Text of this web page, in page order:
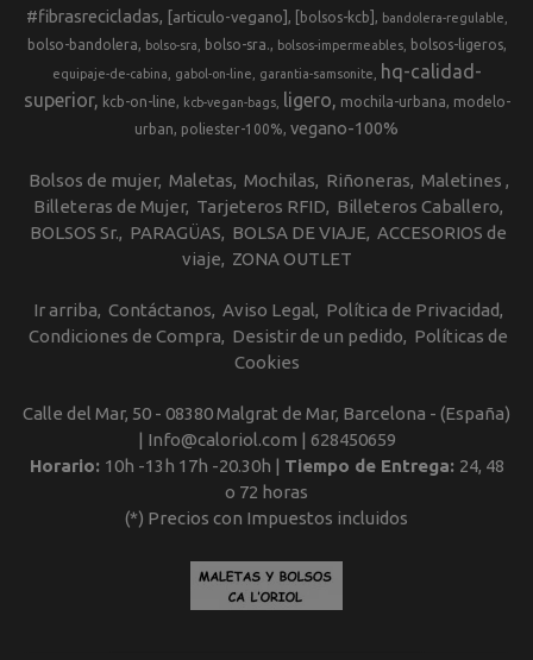
#fibrasrecicladas [articulo-vegano] [bolsos-kcb] bandolera-regulable
bolso-bandolera bolso-sra bolso-sra. bolsos-impermeables bolsos-ligeros
equipaje-de-cabina gabol-on-line garantia-samsonite
hq-calidad-
superior
kcb-on-line kcb-vegan-bags ligero mochila-urbana
modelo-
urban
poliester-100% vegano-100%
Bolsos de mujer Maletas Mochilas Riñoneras Maletines
Billeteras de Mujer Tarjeteros RFID
Billeteros Caballero
BOLSOS Sr.
PARAGÜAS BOLSA DE VIAJE ACCESORIOS de
viaje
ZONA OUTLET
Ir arriba Contáctanos Aviso Legal
Política de Privacidad
Condiciones de Compra
Desistir de un pedido
Políticas de
Cookies
Calle del Mar, 50 - 08380 Malgrat de Mar, Barcelona - (España)
| Info@caloriol.com | 628450659
Horario: 10h -13h 17h -20.30h | Tiempo de Entrega: 24, 48
o 72 horas
(*) Precios con Impuestos incluidos